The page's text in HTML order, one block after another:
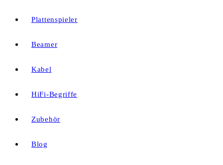
Plattenspieler
Beamer
Kabel
HiFi-Begriffe
Zubehör
Blog